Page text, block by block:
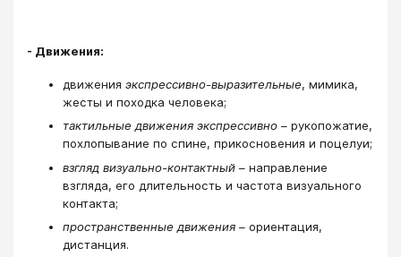
- Движения:
движения экспрессивно-выразительные, мимика,
жесты и походка человека;
тактильные движения экспрессивно – рукопожатие,
похлопывание по спине, прикосновения и поцелуи;
взгляд визуально-контактный – направление
взгляда, его длительность и частота визуального
контакта;
пространственные движения – ориентация,
дистанция.